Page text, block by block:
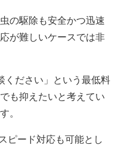
の駆除も安全かつ迅速
が難しいケースでは非
ください」という最低料
も抑えたいと考えてい
。
ピード対応も可能とし